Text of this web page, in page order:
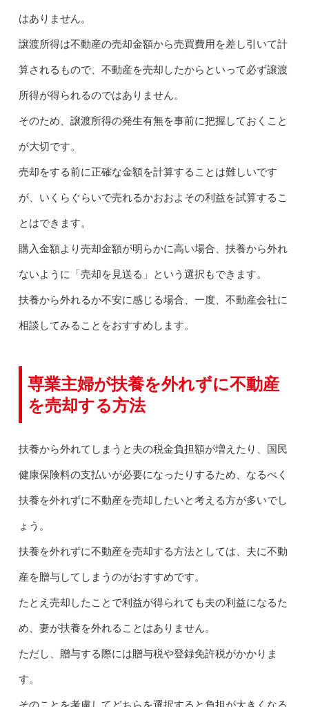
はありません。
譲渡所得は不動産の売却金額から売買費用を差し引いて計
算されるもので、不動産を売却したからといって必ず譲渡
所得が得られるのではありません。
そのため、譲渡所得の発生有無を事前に把握しておくこと
が大切です。
売却をする前に正確な金額を計算することは難しいです
が、いくらぐらいで売れるかおおよその利益を試算するこ
とはできます。
購入金額より売却金額が明らかに高い場合、扶養から外れ
ないように「売却を見送る」という選択もできます。
扶養から外れるか不安に感じる場合、一度、不動産会社に
相談してみることをおすすめします。
専業主婦が扶養を外れずに不動産
を売却する方法
扶養から外れてしまうと夫の税金負担額が増えたり、国民
健康保険料の支払いが必要になったりするため、なるべく
扶養を外れずに不動産を売却したいと考える方が多いでし
ょう。
扶養を外れずに不動産を売却する方法としては、夫に不動
産を贈与してしまうのがおすすめです。
たとえ売却したことで利益が得られても夫の利益になるた
め、妻が扶養を外れることはありません。
ただし、贈与する際には贈与税や登録免許税がかかりま
す。